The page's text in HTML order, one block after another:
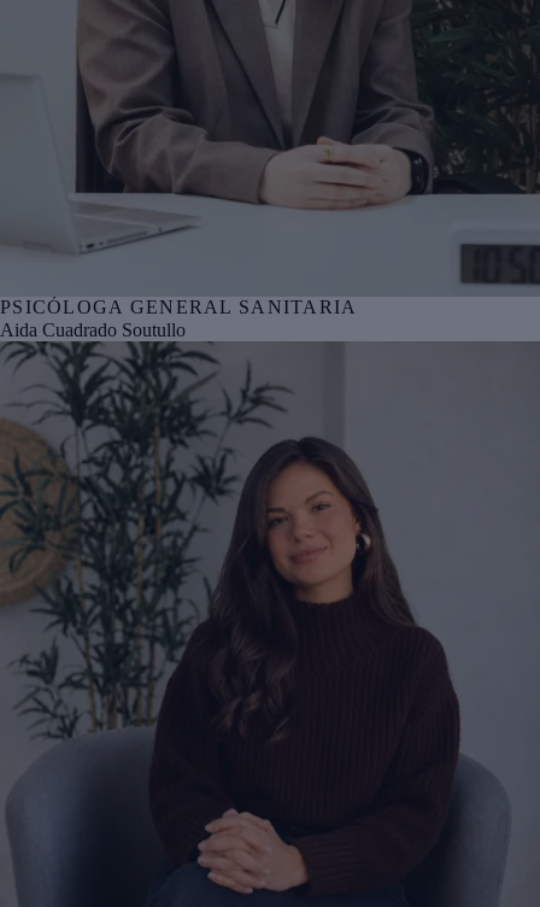
Nº col. COPBI BI05076
PSICÓLOGA GENERAL SANITARIA
Aida Cuadrado Soutullo